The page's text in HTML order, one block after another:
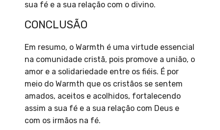
sua fé e a sua relação com o divino.
CONCLUSÃO
Em resumo, o Warmth é uma virtude essencial
na comunidade cristã, pois promove a união, o
amor e a solidariedade entre os fiéis. É por
meio do Warmth que os cristãos se sentem
amados, aceitos e acolhidos, fortalecendo
assim a sua fé e a sua relação com Deus e
com os irmãos na fé.